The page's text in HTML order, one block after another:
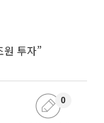
원 투자”
0